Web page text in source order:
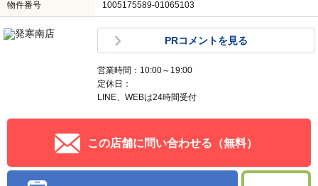
物件番号 1005175589-01065103
PRコメントを見る
営業時間：10:00～19:00
定休日：
LINE、WEBは24時間受付
この店舗に問い合わせる（無料）